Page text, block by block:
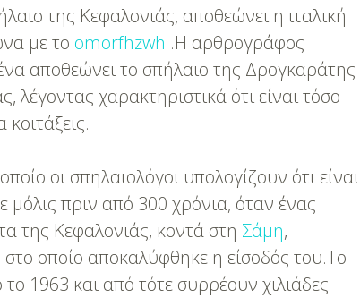
της Κεφαλονιάς, αποθεώνει η ιταλική
με το omorfhzwh .Η αρθρογράφος
αποθεώνει το σπήλαιο της Δρογκαράτης
λέγοντας χαρακτηριστικά ότι είναι τόσο
οι σπηλαιολόγοι υπολογίζουν ότι είναι
πριν από 300 χρόνια, όταν ένας
της Κεφαλονιάς, κοντά στη Σάμη,
οποίο αποκαλύφθηκε η είσοδός του.Το
1963 και από τότε συρρέουν χιλιάδες